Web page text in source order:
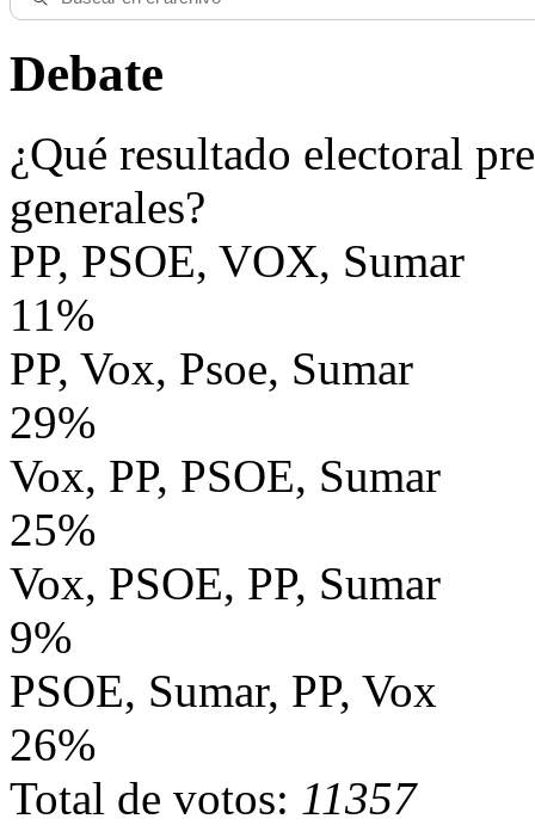
Debate
¿Qué resultado electoral
generales?
PP, PSOE, VOX, Sumar
11%
PP, Vox, Psoe, Sumar
29%
Vox, PP, PSOE, Sumar
25%
Vox, PSOE, PP, Sumar
9%
PSOE, Sumar, PP, Vox
26%
Total de votos: 11357